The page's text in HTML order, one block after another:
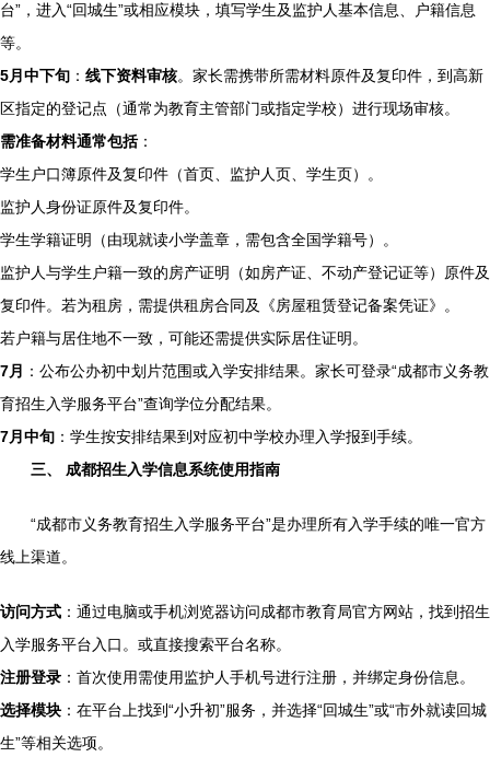
台”，进入“回城生”或相应模块，填写学生及监护人基本信息、户籍信息
等。
5月中下旬 ： 线下资料审核。家长需携带所需材料原件及复印件，到高新
区指定的登记点（通常为教育主管部门或指定学校）进行现场审核。
需准备材料通常包括：
学生户口簿原件及复印件（首页、监护人页、学生页）。
监护人身份证原件及复印件。
学生学籍证明（由现就读小学盖章，需包含全国学籍号）。
监护人与学生户籍一致的房产证明（如房产证、不动产登记证等）原件及
复印件。若为租房，需提供租房合同及《房屋租赁登记备案凭证》。
若户籍与居住地不一致，可能还需提供实际居住证明。
7月
：公布公办初中划片范围或入学安排结果。家长可登录“成都市义务教
育招生入学服务平台”查询学位分配结果。
7月中旬 ：学生按安排结果到对应初中学校办理入学报到手续。
三、 成都招生入学信息系统使用指南
“成都市义务教育招生入学服务平台”是办理所有入学手续的唯一官方
线上渠道。
访问方式 ：通过电脑或手机浏览器访问成都市教育局官方网站，找到招生
入学服务平台入口。或直接搜索平台名称。
注册登录 ：首次使用需使用监护人手机号进行注册，并绑定身份信息。
选择模块 ：在平台上找到“小升初”服务，并选择“回城生”或“市外就读回城
生”等相关选项。